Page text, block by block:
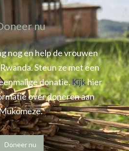
nu
nog en help de vrouwen
Steun ze met een
donatie.Kijkhier
over doneren aan
Doneer nu